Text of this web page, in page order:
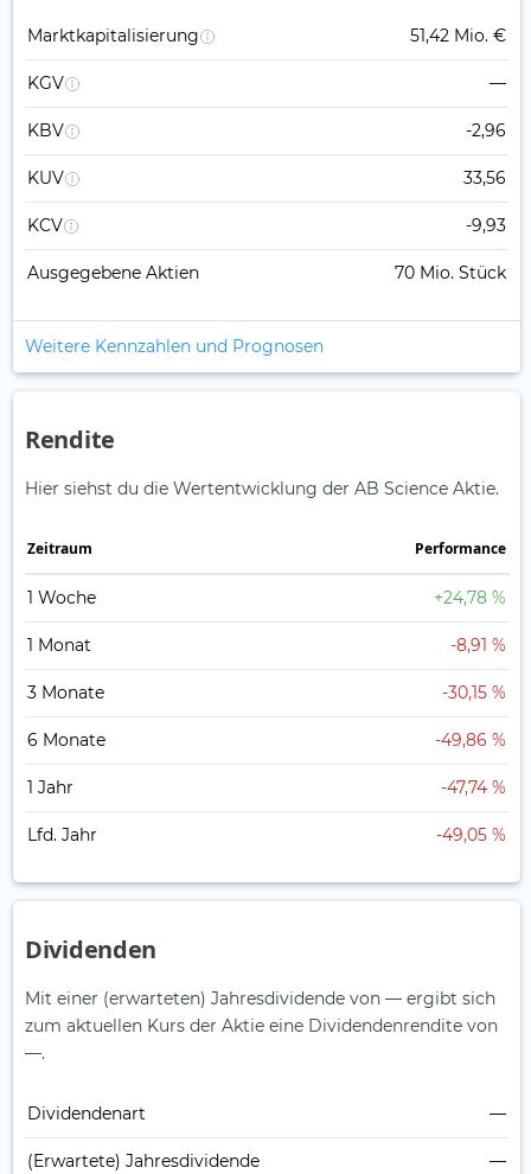
Marktkapitalisierung 51,42 Mio. €
KGV —
KBV -2,96
KUV 33,56
KCV -9,93
Ausgegebene Aktien 70 Mio. Stück
Weitere Kennzahlen und Prognosen
Rendite
Hier siehst du die Wertentwicklung der AB Science Aktie.
Zeitraum Perfor­mance
1 Woche +24,78 %
1 Monat -8,91 %
3 Monate -30,15 %
6 Monate -49,86 %
1 Jahr -47,74 %
Lfd. Jahr -49,05 %
Dividenden
Mit einer (erwarteten) Jahresdividende von — ergibt sich
zum aktuellen Kurs der Aktie eine Dividendenrendite von
—.
Dividendenart —
(Erwartete) Jahresdividende —